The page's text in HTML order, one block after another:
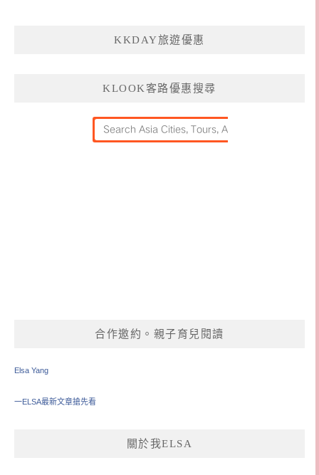
KKDAY旅遊優惠
KLOOK客路優惠搜尋
合作邀約。親子育兒閱讀
Elsa Yang
一ELSA最新文章搶先看
關於我ELSA